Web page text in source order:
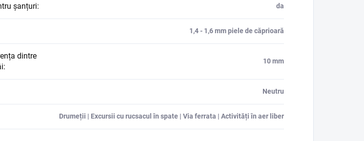
șanțuri: da
1,4 - 1,6 mm piele de căprioară
dintre
:
10 mm
Neutru
Drumeții | Excursii cu rucsacul în spate | Via ferrata | Activități în aer liber